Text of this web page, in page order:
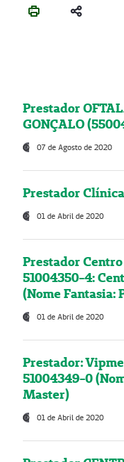
Prestador
GONÇALO
07 de Agosto de 2020
Prestador
01 de Abril de 2020
Prestador
51004350-4:
(Nome
01 de Abril de 2020
Prestador:
51004349-0
Master)
01 de Abril de 2020